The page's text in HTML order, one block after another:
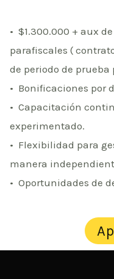
•⁠ $1.300.000 + aux
parafiscales (
de periodo de
•⁠ ⁠Bonificaciones por
•⁠ ⁠Capacitación
experimentado.
•⁠ ⁠Flexibilidad para
manera
•⁠ ⁠Oportunidades de